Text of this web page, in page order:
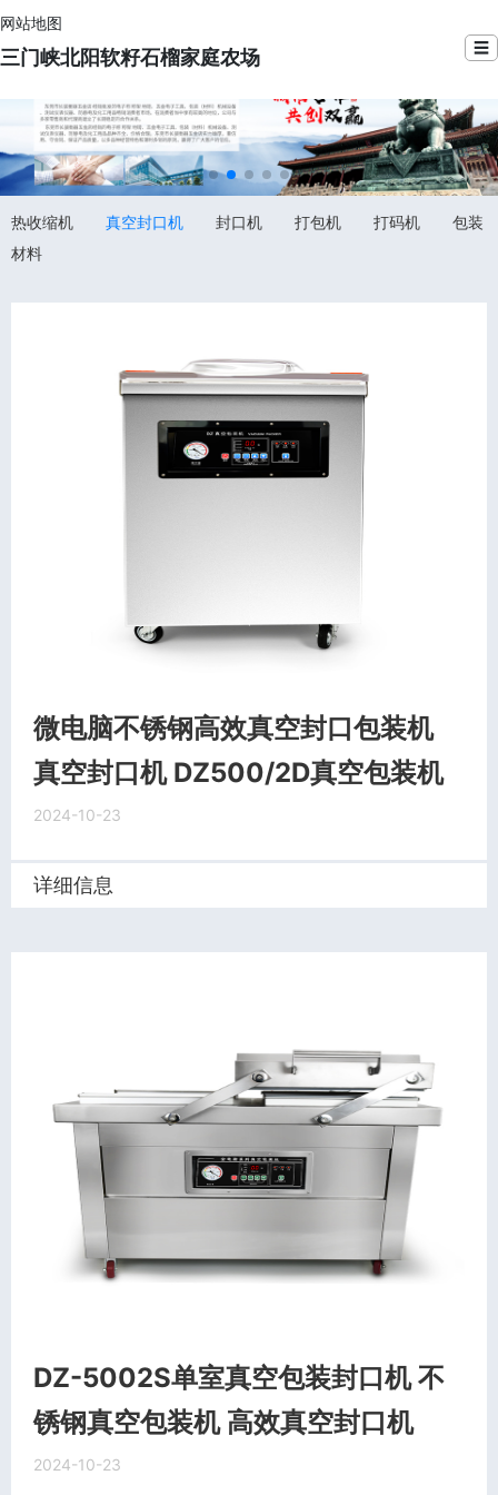
网站地图
三门峡北阳软籽石榴家庭农场 ☰
热收缩机 真空封口机 封口机 打包机 打码机
包装
材料
微电脑不锈钢高效真空封口包装机
真空封口机 DZ500/2D真空包装机
2024-10-23
详细信息
DZ-5002S单室真空包装封口机 不
锈钢真空包装机 高效真空封口机
2024-10-23